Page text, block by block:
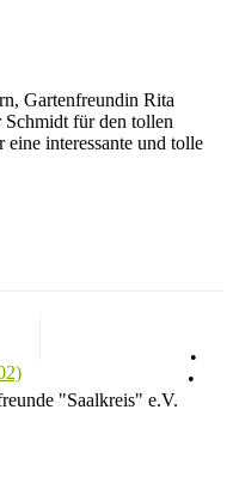
Gartenfreundin Rita
für den tollen
interessante und tolle
•
•
"Saalkreis" e.V.